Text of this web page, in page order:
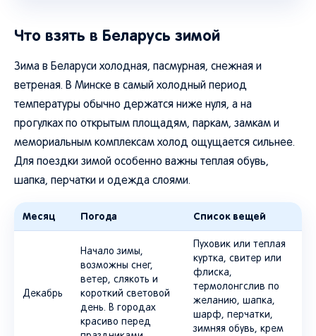
Что взять в Беларусь зимой
Зима в Беларуси холодная, пасмурная, снежная и
ветреная. В Минске в самый холодный период
температуры обычно держатся ниже нуля, а на
прогулках по открытым площадям, паркам, замкам и
мемориальным комплексам холод ощущается сильнее.
Для поездки зимой особенно важны теплая обувь,
шапка, перчатки и одежда слоями.
Месяц Погода Список вещей
Декабрь
Начало зимы,
возможны снег,
ветер, слякоть и
короткий световой
день. В городах
красиво перед
Пуховик или теплая
куртка, свитер или
флиска,
термолонгслив по
желанию, шапка,
шарф, перчатки,
зимняя обувь, крем